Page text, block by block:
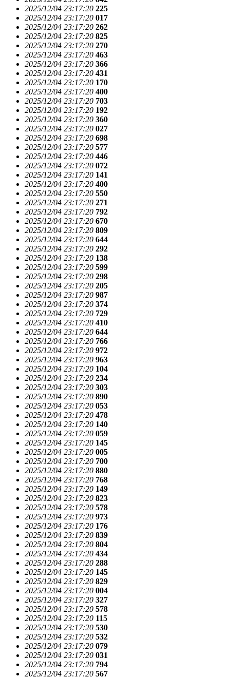
2025/12/04 23:17:20 225
2025/12/04 23:17:20 017
2025/12/04 23:17:20 262
2025/12/04 23:17:20 825
2025/12/04 23:17:20 270
2025/12/04 23:17:20 463
2025/12/04 23:17:20 366
2025/12/04 23:17:20 431
2025/12/04 23:17:20 170
2025/12/04 23:17:20 400
2025/12/04 23:17:20 703
2025/12/04 23:17:20 192
2025/12/04 23:17:20 360
2025/12/04 23:17:20 027
2025/12/04 23:17:20 698
2025/12/04 23:17:20 577
2025/12/04 23:17:20 446
2025/12/04 23:17:20 072
2025/12/04 23:17:20 141
2025/12/04 23:17:20 400
2025/12/04 23:17:20 550
2025/12/04 23:17:20 271
2025/12/04 23:17:20 792
2025/12/04 23:17:20 670
2025/12/04 23:17:20 809
2025/12/04 23:17:20 644
2025/12/04 23:17:20 292
2025/12/04 23:17:20 138
2025/12/04 23:17:20 599
2025/12/04 23:17:20 298
2025/12/04 23:17:20 205
2025/12/04 23:17:20 987
2025/12/04 23:17:20 374
2025/12/04 23:17:20 729
2025/12/04 23:17:20 410
2025/12/04 23:17:20 644
2025/12/04 23:17:20 766
2025/12/04 23:17:20 972
2025/12/04 23:17:20 963
2025/12/04 23:17:20 104
2025/12/04 23:17:20 234
2025/12/04 23:17:20 303
2025/12/04 23:17:20 890
2025/12/04 23:17:20 053
2025/12/04 23:17:20 478
2025/12/04 23:17:20 140
2025/12/04 23:17:20 059
2025/12/04 23:17:20 145
2025/12/04 23:17:20 005
2025/12/04 23:17:20 700
2025/12/04 23:17:20 880
2025/12/04 23:17:20 768
2025/12/04 23:17:20 149
2025/12/04 23:17:20 823
2025/12/04 23:17:20 578
2025/12/04 23:17:20 973
2025/12/04 23:17:20 176
2025/12/04 23:17:20 839
2025/12/04 23:17:20 804
2025/12/04 23:17:20 434
2025/12/04 23:17:20 288
2025/12/04 23:17:20 145
2025/12/04 23:17:20 829
2025/12/04 23:17:20 004
2025/12/04 23:17:20 327
2025/12/04 23:17:20 578
2025/12/04 23:17:20 115
2025/12/04 23:17:20 530
2025/12/04 23:17:20 532
2025/12/04 23:17:20 079
2025/12/04 23:17:20 031
2025/12/04 23:17:20 794
2025/12/04 23:17:20 567